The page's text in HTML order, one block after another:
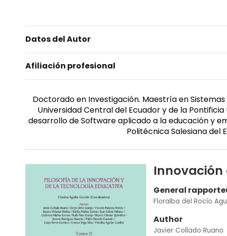
Datos del Autor
Afiliación profesional
Doctorado en Investigación. Maestría en
Universidad Central del Ecuador y de la
desarrollo de Software aplicado a la educación y
Politécnica Salesiana del
Innovación
General
Floralba del Rocío
Author
Javier Collado Ruano